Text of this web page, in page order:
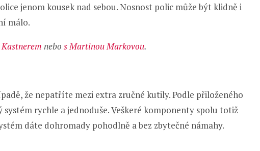
jenom kousek nad sebou. Nosnost polic může být klidně i
málo.
nebo s Martinou Markovou.
že nepatříte mezi extra zručné kutily. Podle přiloženého
rychle a jednoduše. Veškeré komponenty spolu totiž
dáte dohromady pohodlně a bez zbytečné námahy.